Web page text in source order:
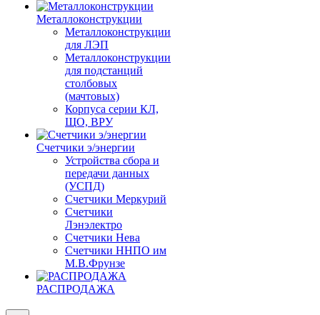
Металлоконструкции
Металлоконструкции
для ЛЭП
Металлоконструкции
для подстанций
столбовых
(мачтовых)
Корпуса серии КЛ,
ЩО, ВРУ
Счетчики э/энергии
Устройства сбора и
передачи данных
(УСПД)
Счетчики Меркурий
Счетчики
Лэнэлектро
Счетчики Нева
Счетчики ННПО им
М.В.Фрунзе
РАСПРОДАЖА